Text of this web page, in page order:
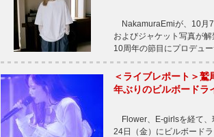
NakamuraEmiが、10月7
およびジャケット写真が
10周年の節目にプロデュ
＜ライブレポート＞
年ぶりのビルボードラ
Flower、E-girlsを経て、
24日（金）にビルボード